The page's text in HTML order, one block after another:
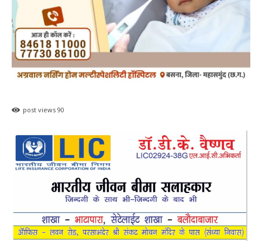
post views 90